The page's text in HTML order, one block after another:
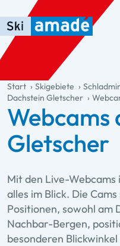
Zum Haupt-Inhalt springen
Springe zur Tabelle
Zur Haupt-Navigation
general.table-of-content
Start Skigebiete
Dachstein Gletscher
Webcams
Gletscher
Mit den Live-
alles im Blick. Die
Positionen, sowohl am
Nachbar-Bergen,
besonderen